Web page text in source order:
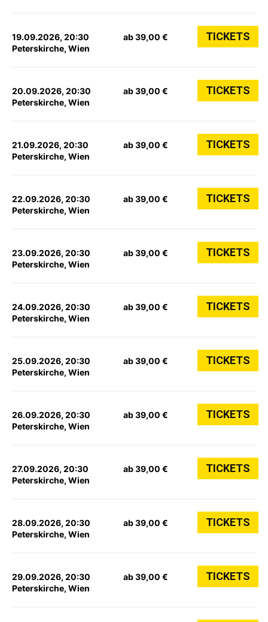
19.09.2026, 20:30
Peterskirche, Wien
ab 39,00 € TICKETS
20.09.2026, 20:30
Peterskirche, Wien
ab 39,00 € TICKETS
21.09.2026, 20:30
Peterskirche, Wien
ab 39,00 € TICKETS
22.09.2026, 20:30
Peterskirche, Wien
ab 39,00 € TICKETS
23.09.2026, 20:30
Peterskirche, Wien
ab 39,00 € TICKETS
24.09.2026, 20:30
Peterskirche, Wien
ab 39,00 € TICKETS
25.09.2026, 20:30
Peterskirche, Wien
ab 39,00 € TICKETS
26.09.2026, 20:30
Peterskirche, Wien
ab 39,00 € TICKETS
27.09.2026, 20:30
Peterskirche, Wien
ab 39,00 € TICKETS
28.09.2026, 20:30
Peterskirche, Wien
ab 39,00 € TICKETS
29.09.2026, 20:30
Peterskirche, Wien
ab 39,00 € TICKETS